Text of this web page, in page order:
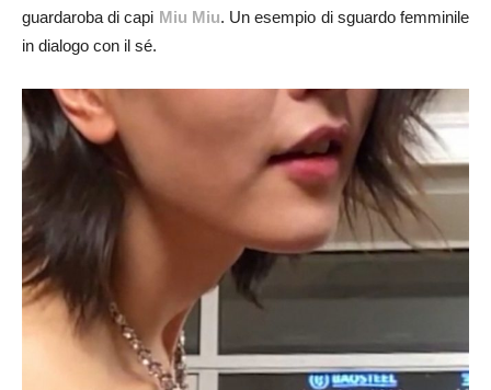
guardaroba di capi Miu Miu. Un esempio di sguardo femminile
in dialogo con il sé.